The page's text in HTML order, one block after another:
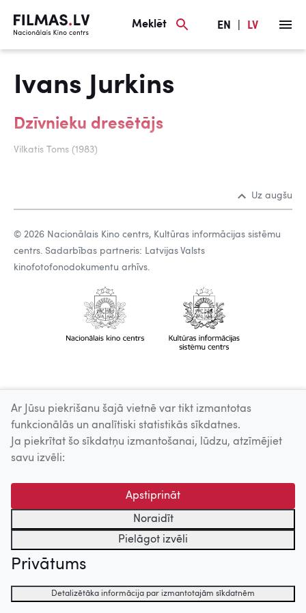
Meklēt EN LV
Ivans Jurkins
Dzīvnieku dresētājs
Vilkatis Toms (1983)
Uz augšu
© 2026 Nacionālais Kino centrs, Kultūras informācijas sistēmu
centrs. Sadarbības partneris: Latvijas Valsts
kinofotofonodokumentu arhīvs.
Ar Jūsu piekrišanu šajā vietnē var tikt izmantotas
funkcionālās un analītiski statistikās sīkdatnes.
Ja piekrītat šo sīkdatņu izmantošanai, lūdzu, atzīmējiet
savu izvēli:
Apstiprināt
Noraidīt
Pielāgot izvēli
Privātums
Detalizētāka informācija par izmantotajām sīkdatnēm